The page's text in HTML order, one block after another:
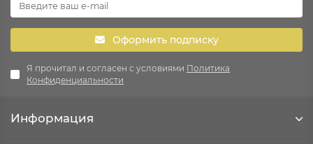
Оформить подписку
Я прочитал и согласен с условиями Политика
Конфиденциальности
Информация